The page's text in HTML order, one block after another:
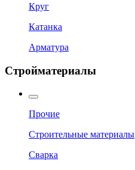
Круг
Катанка
Арматура
Стройматериалы
Прочие
Строительные материалы
Сварка